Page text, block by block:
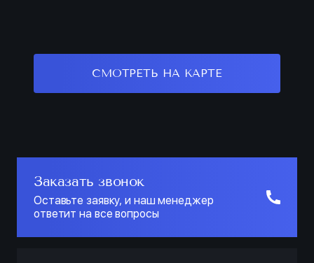
СМОТРЕТЬ НА КАРТЕ
Заказать звонок
Оставьте заявку, и наш менеджер
ответит на все вопросы